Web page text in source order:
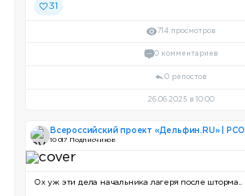
31
714 просмотров
0 комментариев
0 репостов
26.06.2025 в 10:00
Всероссийский проект «Дельфин.RU» | РСО
10 017 Подписчиков
Ох уж эти дела начальника лагеря после шторма..